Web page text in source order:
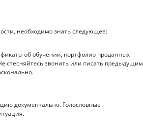
необходимо знать следующее:
об обучении, портфолио проданных
стесняйтесь звонить или писать предыдущим
документально. Голословные